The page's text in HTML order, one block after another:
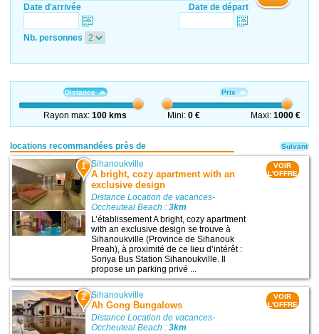
Date d'arrivée Date de départ
Nb. personnes
Distance
Rayon max:100 kms
Prix
Mini:0 € Maxi: 1000 €
locations recommandées près de
1 Sihanoukville
A bright, cozy apartment with an
exclusive design
Distance Location de vacances-
Occheuteal Beach :3km
L’établissement A bright, cozy apartment
with an exclusive design se trouve à
Sihanoukville (Province de Sihanouk
Preah), à proximité de ce lieu d’intérêt :
Soriya Bus Station Sihanoukville. Il
propose un parking privé ...
VOIR
L'OFFRE
2 Sihanoukville
Ah Gong Bungalows
Distance Location de vacances-
Occheuteal Beach :3km
VOIR
L'OFFRE
Suivant